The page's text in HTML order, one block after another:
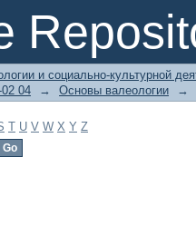
и социально-культурной
04
→ Основы валеологии →
T U V W X Y Z